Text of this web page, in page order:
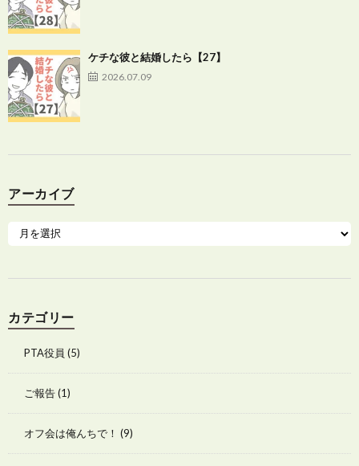
ケチな彼と結婚したら【27】
2026.07.09
アーカイブ
カテゴリー
PTA役員 (5)
ご報告(1)
オフ会は俺んちで！ (9)